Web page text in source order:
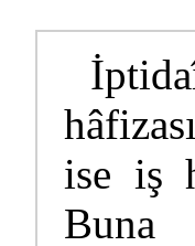
ise iş
Buna